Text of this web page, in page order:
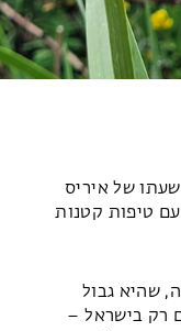
של איריס
טיפות קטנות
שהיא גבול
רק בישראל –